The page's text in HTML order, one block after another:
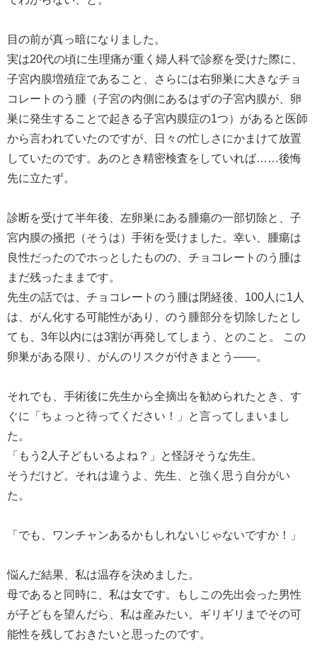
目の前が真っ暗になりました。
実は20代の頃に生理痛が重く婦人科で診察を受けた際に、
子宮内膜増殖症であること、さらには右卵巣に大きなチョ
コレートのう腫（子宮の内側にあるはずの子宮内膜が、卵
巣に発生することで起きる子宮内膜症の1つ）があると医師
から言われていたのですが、日々の忙しさにかまけて放置
していたのです。あのとき精密検査をしていれば……後悔
先に立たず。
診断を受けて半年後、左卵巣にある腫瘍の一部切除と、子
宮内膜の掻把（そうは）手術を受けました。幸い、腫瘍は
良性だったのでホっとしたものの、チョコレートのう腫は
まだ残ったままです。
先生の話では、チョコレートのう腫は閉経後、100人に1人
は、がん化する可能性があり、のう腫部分を切除したとし
ても、3年以内には3割が再発してしまう、とのこと。 この
卵巣がある限り、がんのリスクが付きまとう――。
それでも、手術後に先生から全摘出を勧められたとき、す
ぐに「ちょっと待ってください！」と言ってしまいまし
た。
「もう2人子どもいるよね？」と怪訝そうな先生。
そうだけど。それは違うよ、先生、と強く思う自分がい
た。
「でも、ワンチャンあるかもしれないじゃないですか！」
悩んだ結果、私は温存を決めました。
母であると同時に、私は女です。もしこの先出会った男性
が子どもを望んだら、私は産みたい。ギリギリまでその可
能性を残しておきたいと思ったのです。